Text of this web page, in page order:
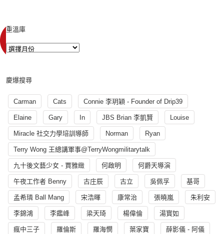
重溫庫
慶爆搜尋
Carman Cats Connie 李玥穎 - Founder of Drip39
Elaine Gary In JBS Brian 李凱賢 Louise
Miracle 社交力學培訓導師 Norman Ryan
Terry Wong 王總講軍事@TerryWongmilitarytalk
九十後文藝少女 - 賈雅緻 何啟明 何爵天導演
午夜工作者 Benny 古庄辰 古立 吳佩孚 基哥
孟希璘 Ball Mang 宋浩暉 康常治 張曉嵐 朱利安
李錦鴻 李鑑峰 梁天琦 楊偉倫 湯寳如
瘋中三子 羅倫斯 羅海憫 葉家寶 薛影儀 - 阿儀